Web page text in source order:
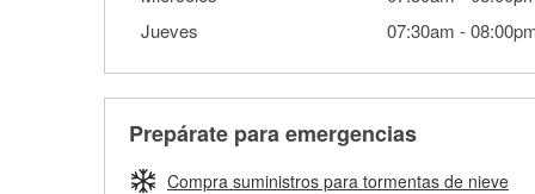
Jueves
07:30am -
Prepárate para emergencias
Compra suministros para tormentas de nieve